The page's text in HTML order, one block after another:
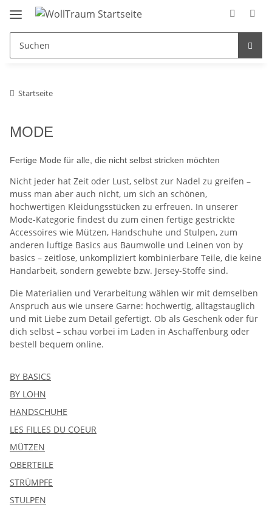
Startseite
MODE
Fertige Mode für alle, die nicht selbst stricken möchten
Nicht jeder hat Zeit oder Lust, selbst zur Nadel zu greifen –
muss man aber auch nicht, um sich an schönen,
hochwertigen Kleidungsstücken zu erfreuen. In unserer
Mode-Kategorie findest du zum einen fertige gestrickte
Accessoires wie Mützen, Handschuhe und Stulpen, zum
anderen luftige Basics aus Baumwolle und Leinen von by
basics – zeitlose, unkompliziert kombinierbare Teile, die keine
Handarbeit, sondern gewebte bzw. Jersey-Stoffe sind.
Die Materialien und Verarbeitung wählen wir mit demselben
Anspruch aus wie unsere Garne: hochwertig, alltagstauglich
und mit Liebe zum Detail gefertigt. Ob als Geschenk oder für
dich selbst – schau vorbei im Laden in Aschaffenburg oder
bestell bequem online.
BY BASICS
BY LOHN
HANDSCHUHE
LES FILLES DU COEUR
MÜTZEN
OBERTEILE
STRÜMPFE
STULPEN